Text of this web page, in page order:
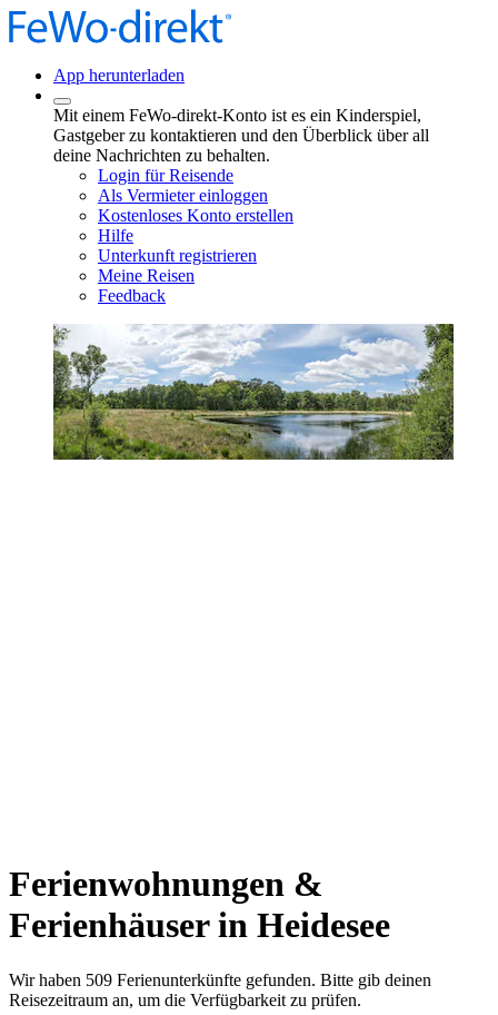
App herunterladen
Mit einem FeWo-direkt-Konto ist es ein Kinderspiel,
Gastgeber zu kontaktieren und den Überblick über all
deine Nachrichten zu behalten.
Login für Reisende
Als Vermieter einloggen
Kostenloses Konto erstellen
Hilfe
Unterkunft registrieren
Meine Reisen
Feedback
Ferienwohnungen &
Ferienhäuser in Heidesee
Wir haben 509 Ferienunterkünfte gefunden. Bitte gib deinen
Reisezeitraum an, um die Verfügbarkeit zu prüfen.